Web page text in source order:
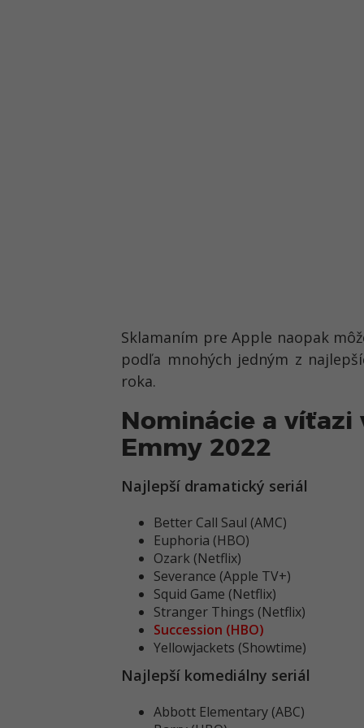
Sklamaním pre Apple naopak
podľa mnohých jedným z
roka.
Nominácie a
Emmy 2022
Najlepší dramatický seriál
Better Call Saul (AMC)
Euphoria (HBO)
Ozark (Netflix)
Severance (Apple TV+)
Squid Game (Netflix)
Stranger Things (Netflix)
Succession (HBO)
Yellowjackets (Showtime)
Najlepší komediálny seriál
Abbott Elementary (ABC)